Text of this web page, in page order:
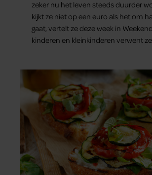
zeker nu het leven steeds duurder
kijkt ze niet op een euro als het om
gaat, vertelt ze deze week in
kinderen en kleinkinderen verwent